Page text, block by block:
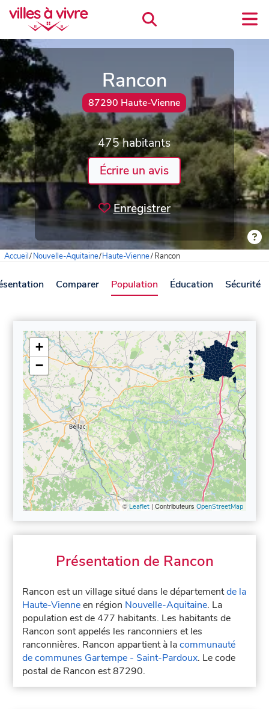
Rancon
87290 Haute-Vienne
475 habitants
Écrire un avis
Enregistrer
Accueil/Nouvelle-Aquitaine/Haute-Vienne/Rancon
Comparer Population Éducation Sécurité
+
−
© Leaflet| Contributeurs OpenStreetMap
Présentation de Rancon
Rancon est un village situé dans le départementde la
Haute-Vienneen région Nouvelle-Aquitaine. La
population est de 477 habitants. Les habitants de
Rancon sont appelés les ranconniers et les
ranconnières. Rancon appartient à lacommunauté
de communes Gartempe - Saint-Pardoux. Le code
postal de Rancon est 87290.